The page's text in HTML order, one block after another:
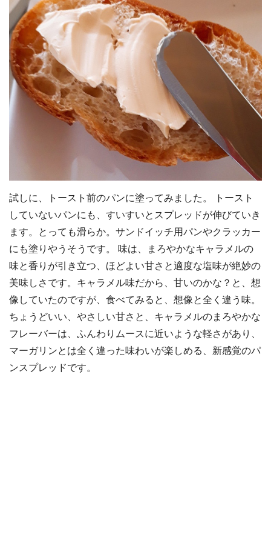
試しに、トースト前のパンに塗ってみました。 トースト
していないパンにも、すいすいとスプレッドが伸びていき
ます。とっても滑らか。サンドイッチ用パンやクラッカー
にも塗りやうそうです。 味は、まろやかなキャラメルの
味と香りが引き立つ、ほどよい甘さと適度な塩味が絶妙の
美味しさです。キャラメル味だから、甘いのかな？と、想
像していたのですが、食べてみると、想像と全く違う味。
ちょうどいい、やさしい甘さと、キャラメルのまろやかな
フレーバーは、ふんわりムースに近いような軽さがあり、
マーガリンとは全く違った味わいが楽しめる、新感覚のパ
ンスプレッドです。